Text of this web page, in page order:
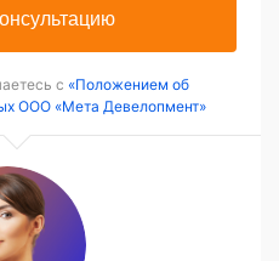
с «Положением об
ООО «Мета Девелопмент»